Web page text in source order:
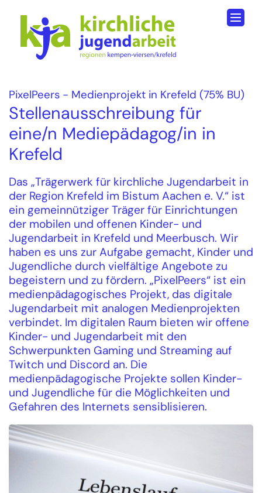
PixelPeers - Medienprojekt in Krefeld (75% BU)
Stellenausschreibung für
eine/n Mediepädagog/in in
Krefeld
Das „Trägerwerk für kirchliche Jugendarbeit in
der Region Krefeld im Bistum Aachen e. V.“ ist
ein gemeinnütziger Träger für Einrichtungen
der mobilen und offenen Kinder- und
Jugendarbeit in Krefeld und Meerbusch. Wir
haben es uns zur Aufgabe gemacht, Kinder und
Jugendliche durch vielfältige Angebote zu
begeistern und zu fördern. „PixelPeers“ ist ein
medienpädagogisches Projekt, das digitale
Jugendarbeit mit analogen Medienprojekten
verbindet. Im digitalen Raum bieten wir offene
Kinder- und Jugendarbeit mit den
Schwerpunkten Gaming und Streaming auf
Twitch und Discord an. Die
medienpädagogische Projekte sollen Kinder-
und Jugendliche für die Möglichkeiten und
Gefahren des Internets sensiblisieren.